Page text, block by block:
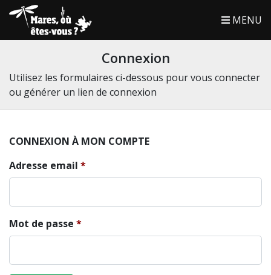
MENU
Connexion
Utilisez les formulaires ci-dessous pour vous connecter
ou générer un lien de connexion
CONNEXION À MON COMPTE
Adresse email
Mot de passe